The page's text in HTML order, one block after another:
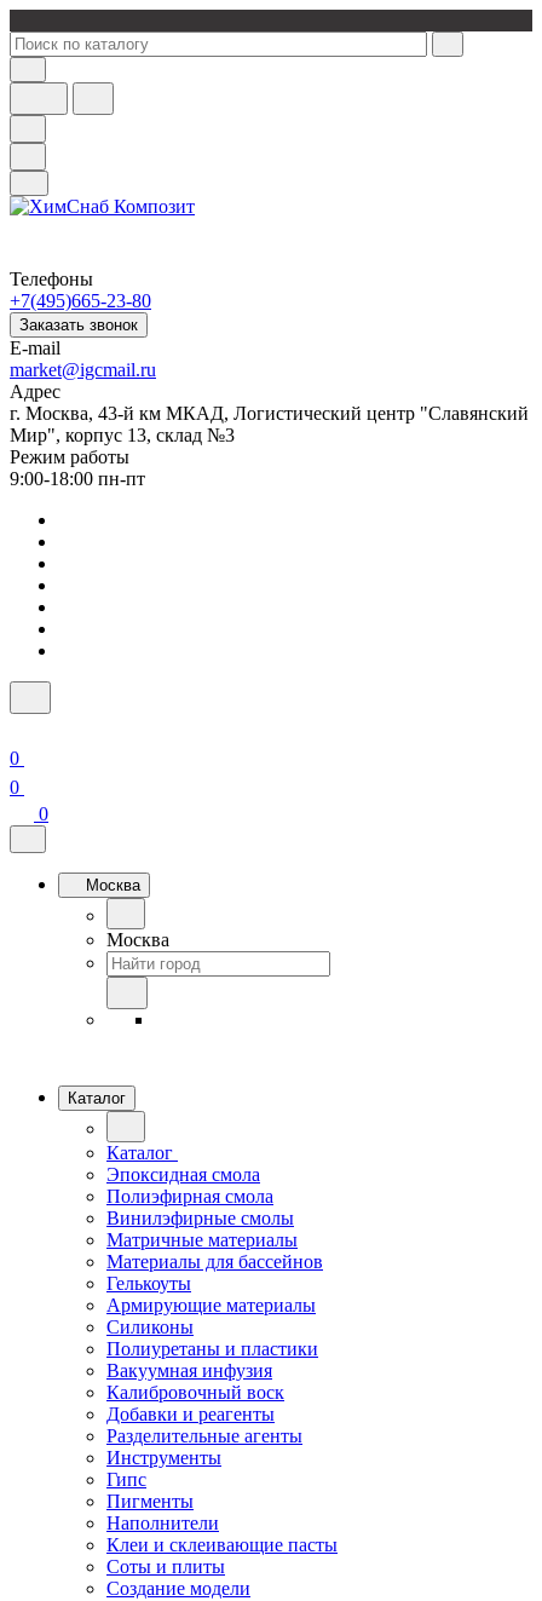
Телефоны
+7(495)665-23-80
Заказать звонок
E-mail
market@igcmail.ru
Адрес
г. Москва, 43-й км МКАД, Логистический центр "Славянский
Мир", корпус 13, склад №3
Режим работы
9:00-18:00 пн-пт
0
0
0
Москва
Москва
Каталог
Каталог
Эпоксидная смола
Полиэфирная смола
Винилэфирные смолы
Матричные материалы
Материалы для бассейнов
Гелькоуты
Армирующие материалы
Силиконы
Полиуретаны и пластики
Вакуумная инфузия
Калибровочный воск
Добавки и реагенты
Разделительные агенты
Инструменты
Гипс
Пигменты
Наполнители
Клеи и склеивающие пасты
Соты и плиты
Создание модели